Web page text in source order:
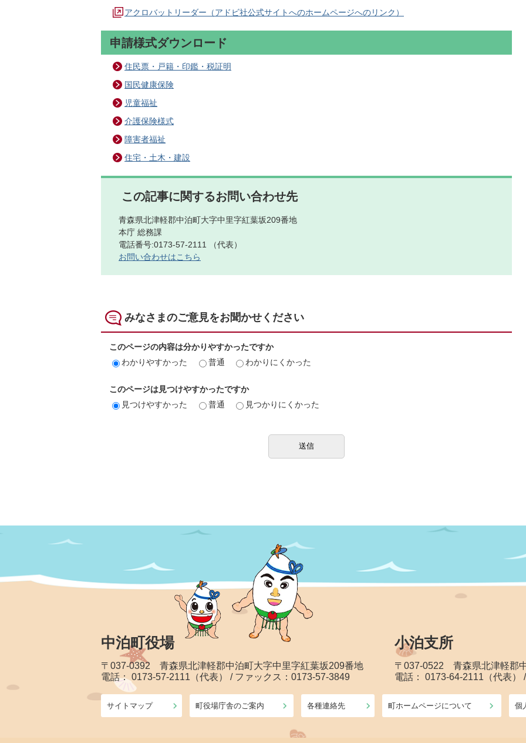
アクロバットリーダー（アドビ社公式サイトへのホームページへのリンク）
申請様式ダウンロード
住民票・戸籍・印鑑・税証明
国民健康保険
児童福祉
介護保険様式
障害者福祉
住宅・土木・建設
この記事に関するお問い合わせ先
青森県北津軽郡中泊町大字中里字紅葉坂209番地
本庁 総務課
電話番号:0173-57-2111 （代表）
お問い合わせはこちら
みなさまのご意見をお聞かせください
このページの内容は分かりやすかったですか
わかりやすかった
普通 わかりにくかった
このページは見つけやすかったですか
見つけやすかった
普通 見つかりにくかった
中泊町役場
〒037-0392 青森県北津軽郡中泊町大字中里字紅葉坂209番地
電話： 0173-57-2111（代表） / ファックス：0173-57-3849
小泊支所
〒037-0522 青森県北津軽郡
電話： 0173-64-2111（代表）
サイトマップ 町役場庁舎のご案内 各種連絡先 町ホームページについて 個